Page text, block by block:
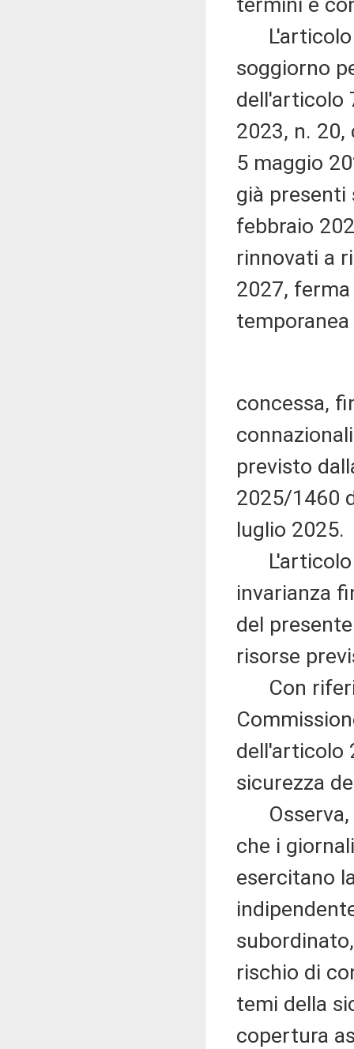
L'articolo
soggiorno
dell'articolo
2023, n.
5 maggio
già presenti
febbraio
rinnovati a
2027,
temporanea
concessa,
previsto
2025/1460
luglio 2025.
L'articolo
invarianza
del
risorse
Con
dell'articolo
sicurezza
Osserva,
che i
esercitano
rischio di
temi della
copertura